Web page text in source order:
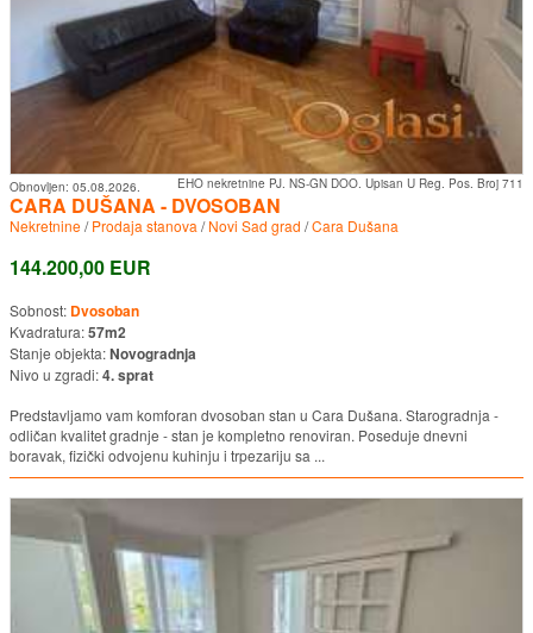
EHO nekretnine PJ. NS-GN DOO. Upisan U Reg. Pos. Broj 711
Obnovljen: 05.08.2026.
CARA DUŠANA - DVOSOBAN
Nekretnine/Prodaja stanova /Novi Sad grad /Cara Dušana
144.200,00 EUR
Sobnost: Dvosoban
Kvadratura:57m2
Stanje objekta:Novogradnja
Nivo u zgradi:4. sprat
Predstavljamo vam komforan dvosoban stan u Cara Dušana. Starogradnja -
odličan kvalitet gradnje - stan je kompletno renoviran. Poseduje dnevni
boravak, fizički odvojenu kuhinju i trpezariju sa ...